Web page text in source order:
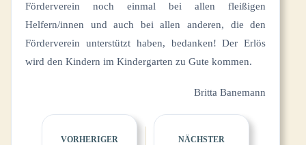
Förderverein noch einmal bei allen fleißigen
Helfern/innen und auch bei allen anderen, die den
Förderverein unterstützt haben, bedanken! Der Erlös
wird den Kindern im Kindergarten zu Gute kommen.
Britta Banemann
VORHERIGER NÄCHSTER